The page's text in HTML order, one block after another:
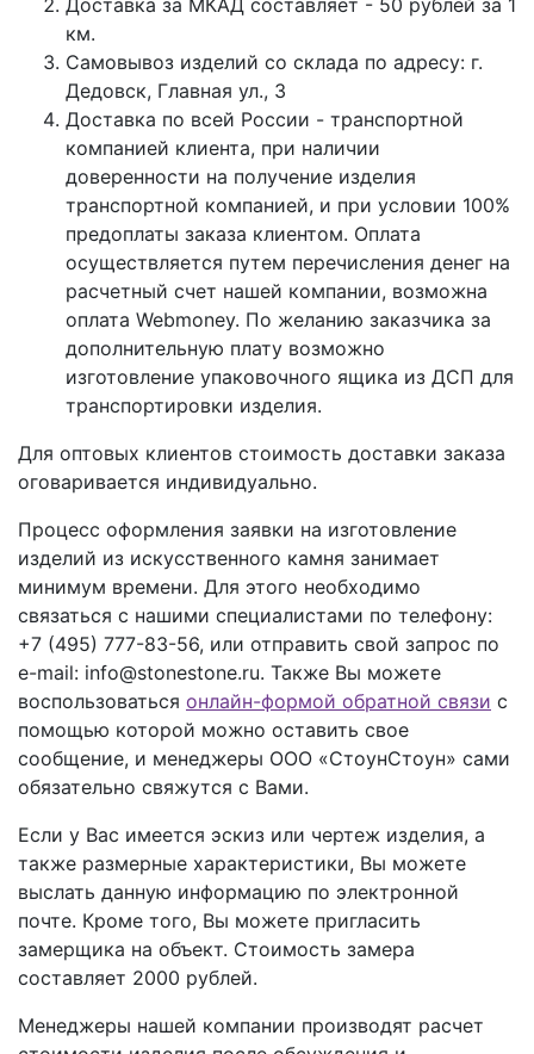
км.
Самовывоз изделий со склада по адресу: г.
Дедовск, Главная ул., 3
Доставка по всей России - транспортной
компанией клиента, при наличии
доверенности на получение изделия
транспортной компанией, и при условии 100%
предоплаты заказа клиентом. Оплата
осуществляется путем перечисления денег на
расчетный счет нашей компании, возможна
оплата Webmoney. По желанию заказчика за
дополнительную плату возможно
изготовление упаковочного ящика из ДСП для
транспортировки изделия.
Для оптовых клиентов стоимость доставки заказа
оговаривается индивидуально.
Процесс оформления заявки на изготовление
изделий из искусственного камня занимает
минимум времени. Для этого необходимо
связаться с нашими специалистами по телефону:
+7 (495) 777-83-56, или отправить свой запрос по
e-mail: info@stonestone.ru. Также Вы можете
воспользоваться онлайн-формой обратной связи с
помощью которой можно оставить свое
сообщение, и менеджеры ООО «СтоунСтоун» сами
обязательно свяжутся с Вами.
Если у Вас имеется эскиз или чертеж изделия, а
также размерные характеристики, Вы можете
выслать данную информацию по электронной
почте. Кроме того, Вы можете пригласить
замерщика на объект. Стоимость замера
составляет 2000 рублей.
Менеджеры нашей компании производят расчет